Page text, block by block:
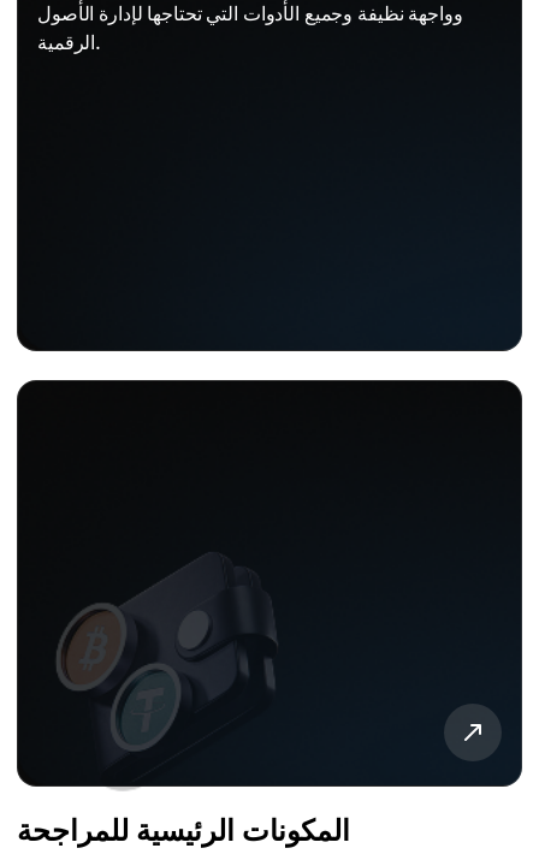
وواجهة نظيفة وجميع الأدوات التي تحتاجها لإدارة الأصول
الرقمية.
المكونات الرئيسية للمراجحة